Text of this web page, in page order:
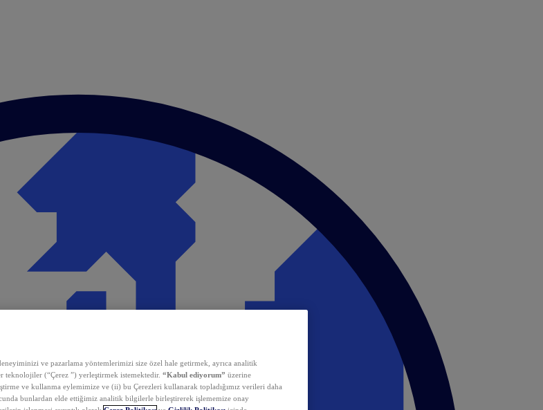
ve pazarlama yöntemlerimizi size özel hale getirmek, ayrıca analitik
teknolojiler (“Çerez ”) yerleştirmek istemektedir. “Kabul ediyorum” üzerine
ve kullanma eylemimize ve (ii) bu Çerezleri kullanarak topladığımız verileri daha
bunlardan elde ettiğimiz analitik bilgilerle birleştirerek işlememize onay